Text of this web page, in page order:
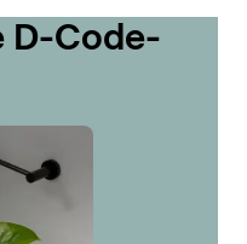
D-Code-